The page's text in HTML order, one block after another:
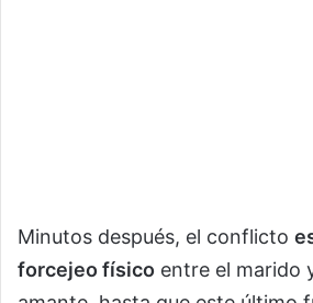
Minutos después, el conflicto
forcejeo físico entre el marido